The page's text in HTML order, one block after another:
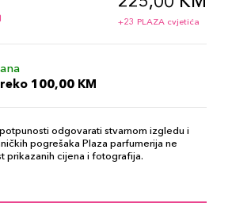
+23 PLAZA cvjetića
100,00 KM
odgovarati stvarnom izgledu i
pogrešaka Plaza parfumerija ne
prikazanih cijena i fotografija.